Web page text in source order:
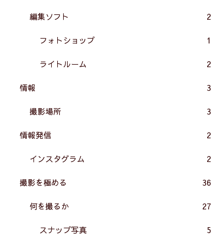
編集ソフト 2
フォトショップ 1
ライトルーム 2
情報 3
撮影場所 3
情報発信 2
インスタグラム 2
撮影を極める 36
何を撮るか 27
スナップ写真 5